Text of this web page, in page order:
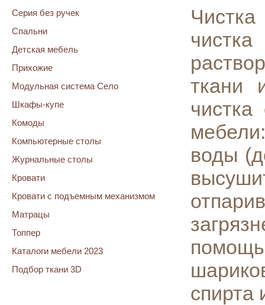
Серия без ручек
Спальни
Детская мебель
Прихожие
Модульная система Село
Шкафы-купе
Комоды
Компьютерные столы
Журнальные столы
Кровати
Кровати с подъемным механизмом
Матрацы
Топпер
Каталоги мебели 2023
Подбор ткани 3D
ткани
воды
спирта